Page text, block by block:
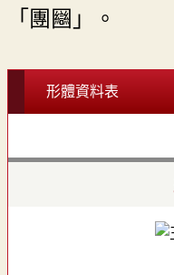
「團圝」。
形體資料表